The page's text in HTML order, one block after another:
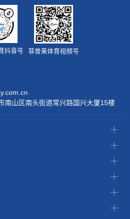
抖音号 菲普莱体育视频号
山区南头街道常兴路国兴大厦15楼